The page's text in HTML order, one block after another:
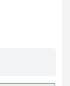
için bir